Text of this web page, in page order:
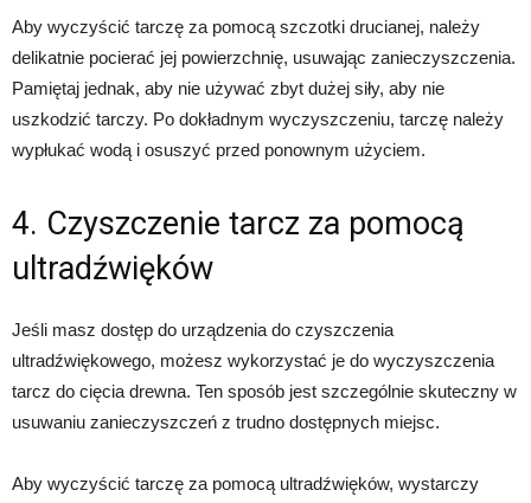
Aby wyczyścić tarczę za pomocą szczotki drucianej, należy
delikatnie pocierać jej powierzchnię, usuwając zanieczyszczenia.
Pamiętaj jednak, aby nie używać zbyt dużej siły, aby nie
uszkodzić tarczy. Po dokładnym wyczyszczeniu, tarczę należy
wypłukać wodą i osuszyć przed ponownym użyciem.
4. Czyszczenie tarcz za pomocą
ultradźwięków
Jeśli masz dostęp do urządzenia do czyszczenia
ultradźwiękowego, możesz wykorzystać je do wyczyszczenia
tarcz do cięcia drewna. Ten sposób jest szczególnie skuteczny w
usuwaniu zanieczyszczeń z trudno dostępnych miejsc.
Aby wyczyścić tarczę za pomocą ultradźwięków, wystarczy